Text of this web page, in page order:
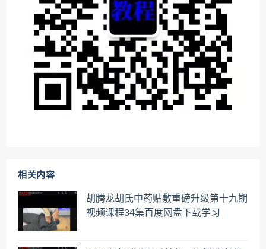
相关内容
胡腾龙胡氏中药贴敷重磅升级第十九期
视频课程34集百度网盘下载学习